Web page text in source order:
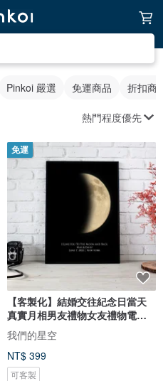
Pinkoi 嚴選 免運商品 折扣商
熱門程度優先
免運
【客製化】結婚交往紀念日當天
真實月相男友禮物女友禮物電子
圖檔
我們的星空
NT$ 399
可客製